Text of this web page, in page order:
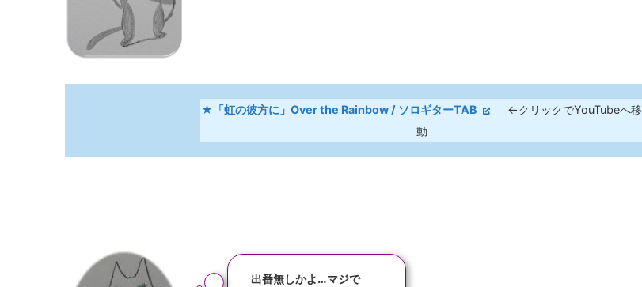
★「虹の彼方に」Over the Rainbow / ソロギターTAB
←クリックでYouTubeへ移
動
出番無しかよ…マジで